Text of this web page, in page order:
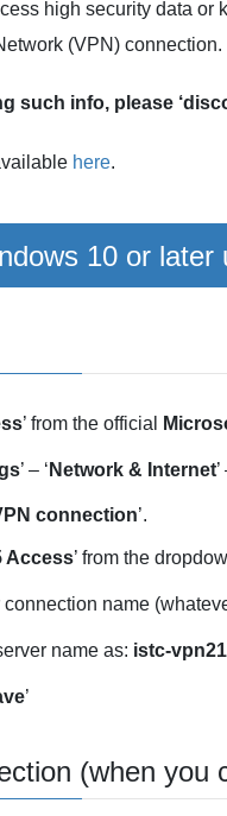
high security data or
(VPN) connection.
such info, please
here.
10 or later
’ from the official
’ – ‘ Network & Internet
connection’.
Access’ from the
connection name
name as: istc-
’
(when you